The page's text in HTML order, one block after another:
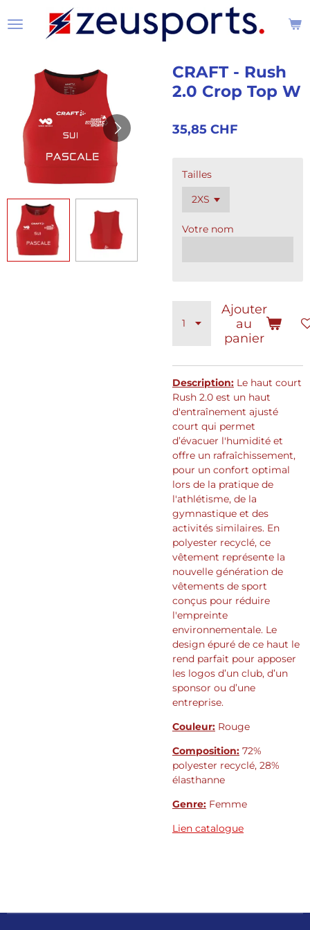
au
CRAFT - Rush
2.0 Crop Top W
35,85 CHF
Tailles
Votre nom
Ajouter
au
panier
Description: Le haut court
Rush 2.0 est un haut
d'entraînement ajusté
court qui permet
d’évacuer l'humidité et
offre un rafraîchissement,
pour un confort optimal
lors de la pratique de
l'athlétisme, de la
gymnastique et des
activités similaires. En
polyester recyclé, ce
vêtement représente la
nouvelle génération de
vêtements de sport
conçus pour réduire
l'empreinte
environnementale. Le
design épuré de ce haut le
rend parfait pour apposer
les logos d’un club, d’un
sponsor ou d’une
entreprise.
Couleur: Rouge
Composition: 72%
polyester recyclé, 28%
élasthanne
Genre: Femme
Lien catalogue